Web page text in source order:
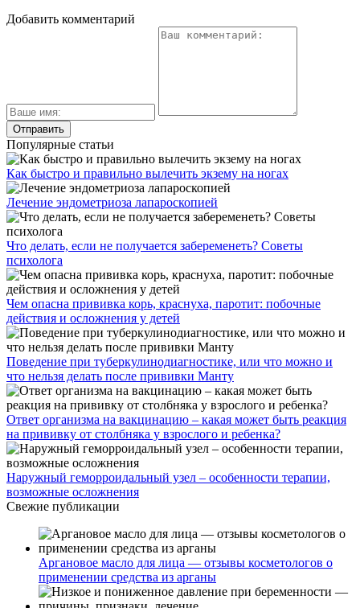
Добавить комментарий
Популярные статьи
Как быстро и правильно вылечить экзему на ногах
Лечение эндометриоза лапароскопией
Что делать, если не получается забеременеть? Советы
психолога
Чем опасна прививка корь, краснуха, паротит: побочные
действия и осложнения у детей
Поведение при туберкулинодиагностике, или что можно и
что нельзя делать после прививки Манту
Ответ организма на вакцинацию – какая может быть реакция
на прививку от столбняка у взрослого и ребенка?
Наружный геморроидальный узел – особенности терапии,
возможные осложнения
Свежие публикации
Аргановое масло для лица — отзывы косметологов о
применении средства из арганы